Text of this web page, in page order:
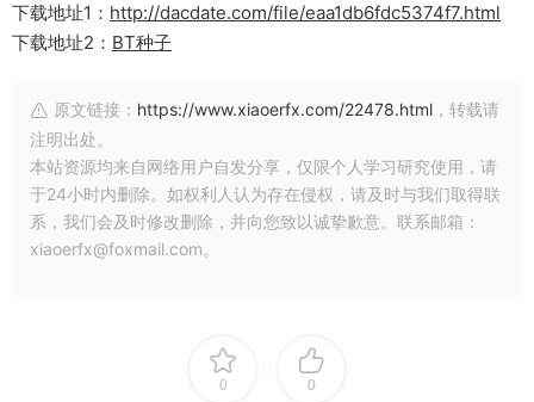
下载地址1： http://dacdate.com/file/eaa1db6fdc5374f7.html
下载地址2： BT种子
原文链接： https://www.xiaoerfx.com/22478.html ，转载请
注明出处。
本站资源均来自网络用户自发分享，仅限个人学习研究使用，请
于24小时内删除。如权利人认为存在侵权，请及时与我们取得联
系，我们会及时修改删除，并向您致以诚挚歉意。联系邮箱：
xiaoerfx@foxmail.com。
0 0